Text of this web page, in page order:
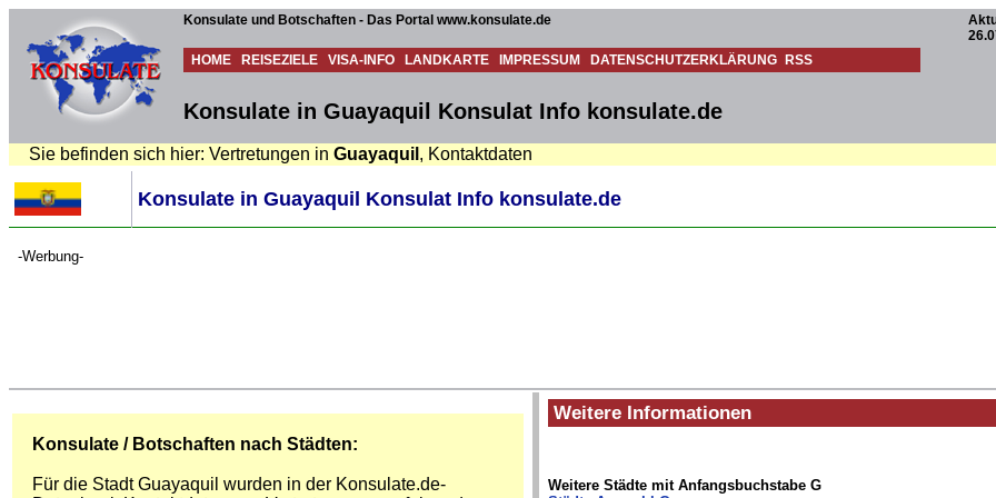
Konsulate und Botschaften - Das Portal www.konsulate.de
HOME REISEZIELE VISA-INFO LANDKARTE IMPRESSUM DATENSCHUTZERKLÄRUNG RSS
Konsulate in Guayaquil Konsulat Info konsulate.de
Sie befinden sich hier: Vertretungen in Guayaquil , Kontaktdaten
Konsulate in Guayaquil Konsulat Info konsulate.de
-Werbung-
Konsulate / Botschaften nach Städten:
Für die Stadt Guayaquil wurden in der Konsulate.de-
Weitere Informationen
Weitere Städte mit Anfangsbuchstabe G